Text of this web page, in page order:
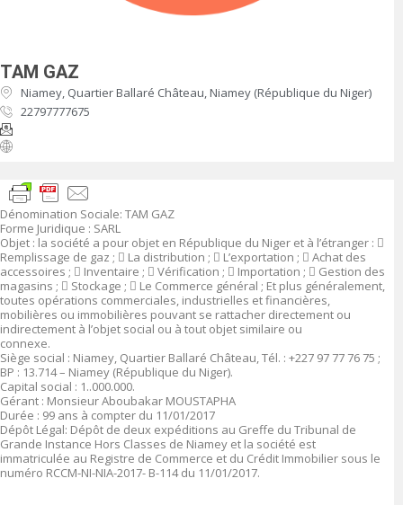
TAM GAZ
Niamey, Quartier Ballaré Château, Niamey (République du Niger)
22797777675
Dénomination Sociale: TAM GAZ
Forme Juridique : SARL
Objet : la société a pour objet en République du Niger et à l’étranger : 
Remplissage de gaz ;  La distribution ;  L’exportation ;  Achat des
accessoires ;  Inventaire ;  Vérification ;  Importation ;  Gestion des
magasins ;  Stockage ;  Le Commerce général ; Et plus généralement,
toutes opérations commerciales, industrielles et financières,
mobilières ou immobilières pouvant se rattacher directement ou
indirectement à l’objet social ou à tout objet similaire ou
connexe.
Siège social : Niamey, Quartier Ballaré Château, Tél. : +227 97 77 76 75 ;
BP : 13.714 – Niamey (République du Niger).
Capital social : 1..000.000.
Gérant : Monsieur Aboubakar MOUSTAPHA
Durée : 99 ans à compter du 11/01/2017
Dépôt Légal: Dépôt de deux expéditions au Greffe du Tribunal de
Grande Instance Hors Classes de Niamey et la société est
immatriculée au Registre de Commerce et du Crédit Immobilier sous le
numéro RCCM-NI-NIA-2017- B-114 du 11/01/2017.